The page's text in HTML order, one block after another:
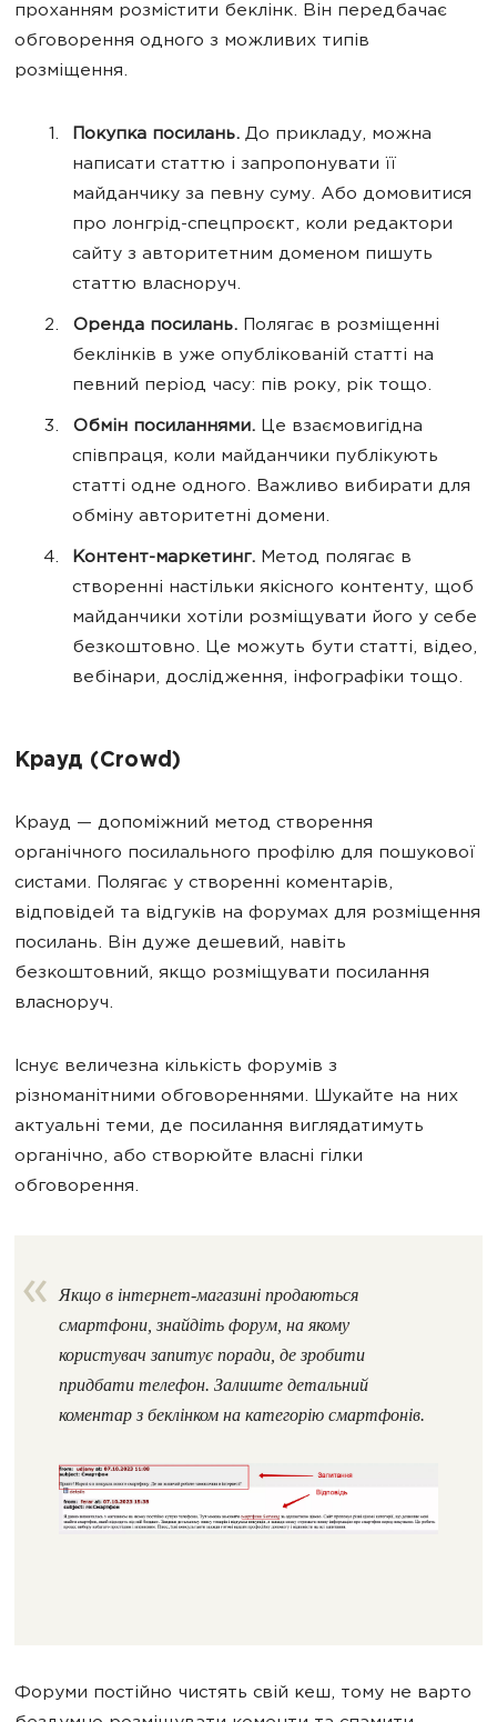
проханням розмістити беклінк. Він передбачає
обговорення одного з можливих типів
розміщення.
Покупка посилань. До прикладу, можна
написати статтю і запропонувати її
майданчику за певну суму. Або домовитися
про лонгрід-спецпроєкт, коли редактори
сайту з авторитетним доменом пишуть
статтю власноруч.
Оренда посилань. Полягає в розміщенні
беклінків в уже опублікованій статті на
певний період часу: пів року, рік тощо.
Обмін посиланнями. Це взаємовигідна
співпраця, коли майданчики публікують
статті одне одного. Важливо вибирати для
обміну авторитетні домени.
Контент-маркетинг. Метод полягає в
створенні настільки якісного контенту, щоб
майданчики хотіли розміщувати його у себе
безкоштовно. Це можуть бути статті, відео,
вебінари, дослідження, інфографіки тощо.
Крауд (Crowd)
Крауд — допоміжний метод створення
органічного посилального профілю для пошукової
систами. Полягає у створенні коментарів,
відповідей та відгуків на форумах для розміщення
посилань. Він дуже дешевий, навіть
безкоштовний, якщо розміщувати посилання
власноруч.
Існує величезна кількість форумів з
різноманітними обговореннями. Шукайте на них
актуальні теми, де посилання виглядатимуть
органічно, або створюйте власні гілки
обговорення.
Якщо в інтернет-магазині продаються
смартфони, знайдіть форум, на якому
користувач запитує поради, де зробити
придбати телефон. Залиште детальний
коментар з беклінком на категорію смартфонів.
Форуми постійно чистять свій кеш, тому не варто